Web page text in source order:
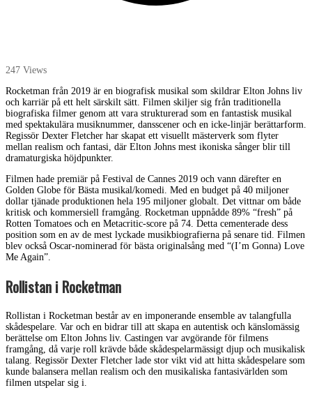
247 Views
Rocketman från 2019 är en biografisk musikal som skildrar Elton Johns liv
och karriär på ett helt särskilt sätt. Filmen skiljer sig från traditionella
biografiska filmer genom att vara strukturerad som en fantastisk musikal
med spektakulära musiknummer, dansscener och en icke-linjär berättarform.
Regissör Dexter Fletcher har skapat ett visuellt mästerverk som flyter
mellan realism och fantasi, där Elton Johns mest ikoniska sånger blir till
dramaturgiska höjdpunkter.
Filmen hade premiär på Festival de Cannes 2019 och vann därefter en
Golden Globe för Bästa musikal/komedi. Med en budget på 40 miljoner
dollar tjänade produktionen hela 195 miljoner globalt. Det vittnar om både
kritisk och kommersiell framgång. Rocketman uppnådde 89% “fresh” på
Rotten Tomatoes och en Metacritic-score på 74. Detta cementerade dess
position som en av de mest lyckade musikbiografierna på senare tid. Filmen
blev också Oscar-nominerad för bästa originalsång med “(I’m Gonna) Love
Me Again”.
Rollistan i Rocketman
Rollistan i Rocketman består av en imponerande ensemble av talangfulla
skådespelare. Var och en bidrar till att skapa en autentisk och känslomässig
berättelse om Elton Johns liv. Castingen var avgörande för filmens
framgång, då varje roll krävde både skådespelarmässigt djup och musikalisk
talang. Regissör Dexter Fletcher lade stor vikt vid att hitta skådespelare som
kunde balansera mellan realism och den musikaliska fantasivärlden som
filmen utspelar sig i.